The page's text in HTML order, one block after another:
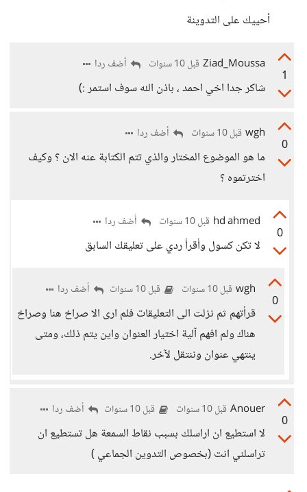
أحييك على التدوينة
1
Ziad_Moussa قبل 10 سنوات أضف ردا
شاكر جدا اخي احمد ، باذن الله سوف استمر :)
0
wgh قبل 10 سنوات أضف ردا
ما هو الموضوع المختار والذي تتم الكتابة عنه الان ؟ وكيف
اخترتموه ؟
0
hd ahmed قبل 10 سنوات أضف ردا
لا تكن كسول وأقرأ ردي على تعليقك السابق
0
wgh قبل 10 سنوات قبل 10 سنوات أضف ردا
قرأتهم ثم نزلت الى التعليقات فلم ارى الا صراخ هنا وصراخ
هناك ولم افهم آلية اختيار العنوان واين يتم ذلك، ومتى
ينتهي عنوان وننتقل لآخر.
0
Anouer قبل 10 سنوات قبل 10 سنوات أضف ردا
لا استطيع ان اراسلك بسبب نقاط السمعة هل تستطيع ان
تراسلني انت (بخصوص التدوين الجماعي )